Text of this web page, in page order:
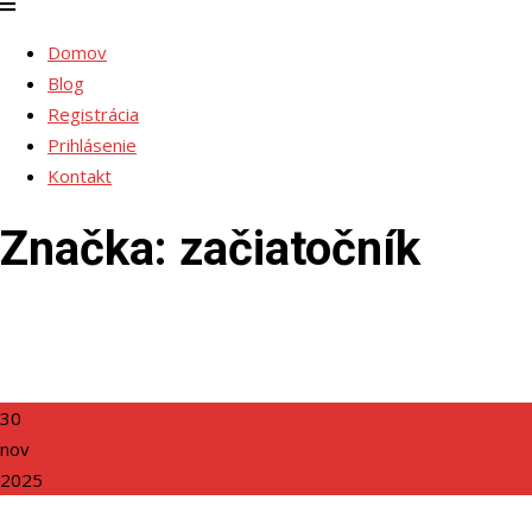
Domov
Blog
Registrácia
Prihlásenie
Kontakt
Značka: začiatočník
30
nov
2025